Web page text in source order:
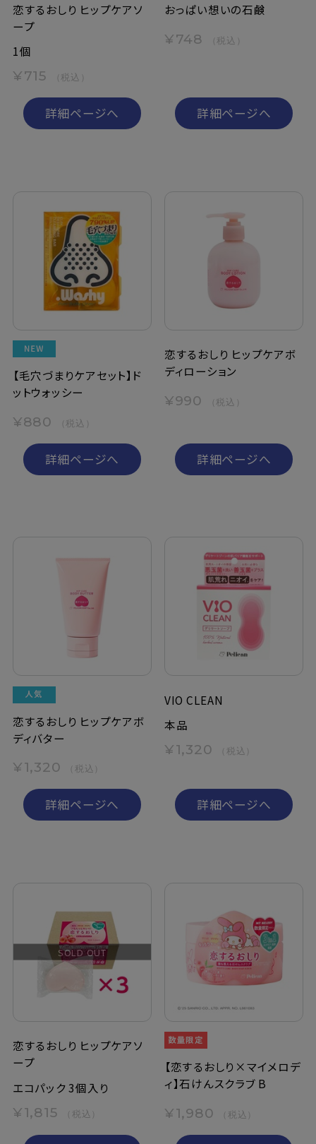
恋するおしり ヒップケアソ
ープ
1個
¥715 （税込）
詳細ページへ
おっぱい想いの石鹸
¥748 （税込）
詳細ページへ
【毛穴づまりケアセット】ド
ットウォッシー
¥880 （税込）
詳細ページへ
恋するおしり ヒップケアボ
ディローション
¥990 （税込）
詳細ページへ
恋するおしり ヒップケアボ
ディバター
¥1,320 （税込）
詳細ページへ
VIO CLEAN
本品
¥1,320 （税込）
詳細ページへ
SOLD OUT
恋するおしり ヒップケアソ
ープ
エコパック 3個入り
¥1,815 （税込）
【恋するおしり×マイメロデ
ィ】石けんスクラブ B
¥1,980 （税込）